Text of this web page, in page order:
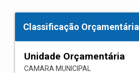
Classificação Orçamentária
Unidade Orçamentária
CAMARA MUNICIPAL